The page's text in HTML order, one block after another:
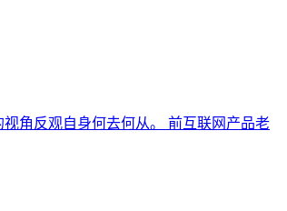
角反观自身何去何从。 前互联网产品老